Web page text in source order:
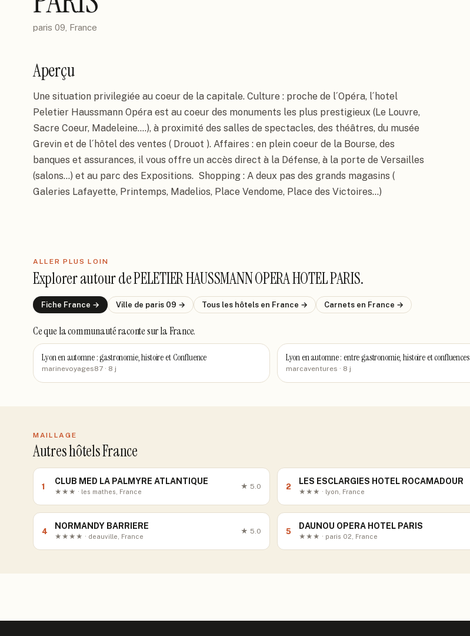
paris 09, France
Aperçu
Une situation privilegiée au coeur de la capitale. Culture : proche de l´Opéra, l´hotel
Peletier Haussmann Opéra est au coeur des monuments les plus prestigieux (Le Louvre,
Sacre Coeur, Madeleine....), à proximité des salles de spectacles, des théâtres, du musée
Grevin et de l´hôtel des ventes ( Drouot ). Affaires : en plein coeur de la Bourse, des
banques et assurances, il vous offre un accès direct à la Défense, à la porte de Versailles
(salons...) et au parc des Expositions.  Shopping : A deux pas des grands magasins (
Galeries Lafayette, Printemps, Madelios, Place Vendome, Place des Victoires...)
ALLER PLUS LOIN
Explorer autour dePELETIER HAUSSMANN OPERA HOTEL PARIS.
Fiche France → Ville de paris 09 → Tous les hôtels en France → Carnets en France →
Ce que la communauté racontesur la France.
Lyon en automne : gastronomie, histoire et Confluence
marinevoyages87 · 8 j
Lyon en automne : entre gastronomie, histoire et confluences
marcaventures · 8 j
MAILLAGE
Autres hôtels France
1
CLUB MED LA PALMYRE ATLANTIQUE
★★★ · les mathes, France
★ 5.0 2
LES ESCLARGIES HOTEL ROCAMADOUR
★★★ · lyon, France
4
NORMANDY BARRIERE
★★★★ · deauville, France
★ 5.0 5
DAUNOU OPERA HOTEL PARIS
★★★ · paris 02, France